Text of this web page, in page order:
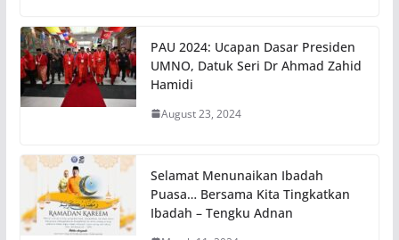
PAU 2024: Ucapan Dasar Presiden
UMNO, Datuk Seri Dr Ahmad Zahid
Hamidi
August 23, 2024
Selamat Menunaikan Ibadah
Puasa… Bersama Kita Tingkatkan
Ibadah – Tengku Adnan